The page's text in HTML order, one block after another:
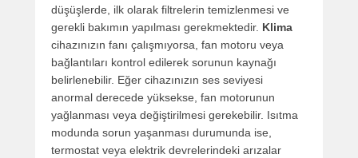
düşüşlerde, ilk olarak filtrelerin temizlenmesi ve
gerekli bakımın yapılması gerekmektedir. Klima
cihazınızın fanı çalışmıyorsa, fan motoru veya
bağlantıları kontrol edilerek sorunun kaynağı
belirlenebilir. Eğer cihazınızın ses seviyesi
anormal derecede yüksekse, fan motorunun
yağlanması veya değiştirilmesi gerekebilir. Isıtma
modunda sorun yaşanması durumunda ise,
termostat veya elektrik devrelerindeki arızalar